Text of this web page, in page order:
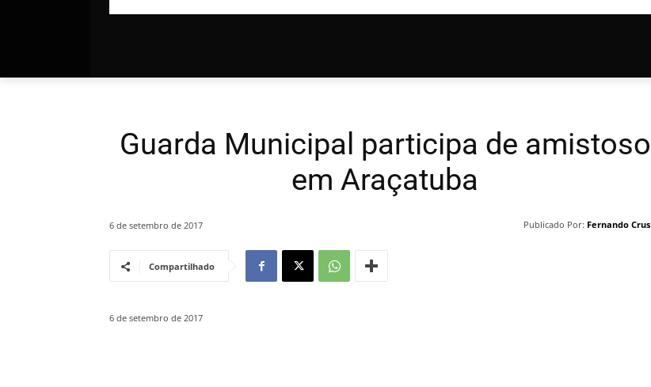
Guarda Municipal participa de amistoso
em Araçatuba
Publicado Por: Fernando Crus
6 de setembro de 2017
Compartilhado
6 de setembro de 2017